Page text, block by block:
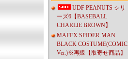
UDF PEANUTS シリ
ーズ6【BASEBALL
CHARLIE BROWN】
MAFEX SPIDER-MAN
BLACK COSTUME(COMIC
Ver.)※再販【取寄せ商品】